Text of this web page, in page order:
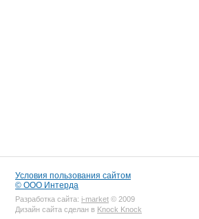
Условия пользования сайтом
© ООО Интерда
Разработка сайта: i-market © 2009
Дизайн сайта сделан в Knock Knock